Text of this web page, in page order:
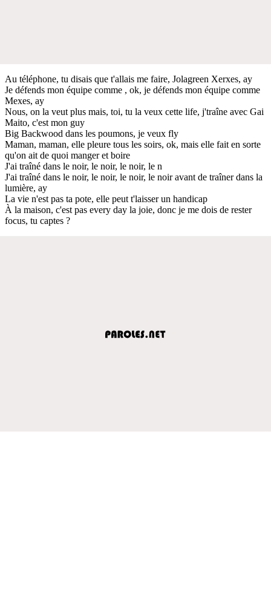
Au téléphone, tu disais que t'allais me faire, Jolagreen Xerxes, ay
Je défends mon équipe comme , ok, je défends mon équipe comme
Mexes, ay
Nous, on la veut plus mais, toi, tu la veux cette life, j'traîne avec Gai
Maito, c'est mon guy
Big Backwood dans les poumons, je veux fly
Maman, maman, elle pleure tous les soirs, ok, mais elle fait en sorte
qu'on ait de quoi manger et boire
J'ai traîné dans le noir, le noir, le noir, le n
J'ai traîné dans le noir, le noir, le noir, le noir avant de traîner dans la
lumière, ay
La vie n'est pas ta pote, elle peut t'laisser un handicap
À la maison, c'est pas every day la joie, donc je me dois de rester
focus, tu captes ?